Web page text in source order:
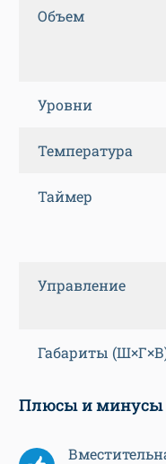
Объем
Уровни
Температура
Таймер
Управление
Габариты
Плюсы и минусы